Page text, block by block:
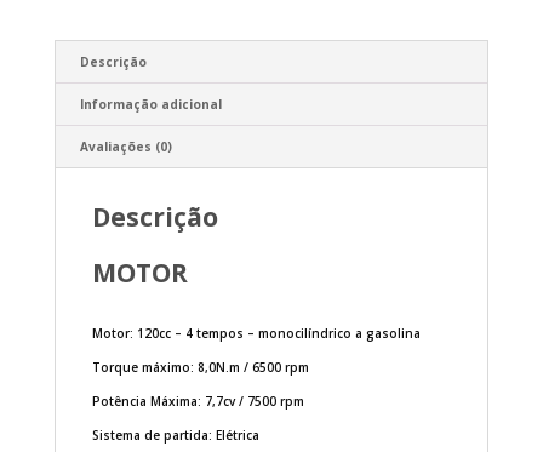
Descrição
Informação adicional
Avaliações (0)
Descrição
MOTOR
Motor: 120cc – 4 tempos – monocilíndrico a gasolina
Torque máximo: 8,0N.m / 6500 rpm
Potência Máxima: 7,7cv / 7500 rpm
Sistema de partida: Elétrica